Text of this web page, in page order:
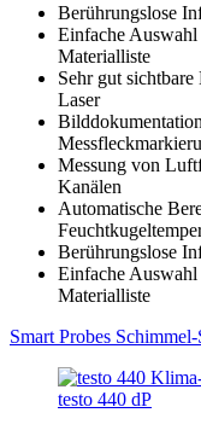
Berührungslose
Einfache Auswahl
Materialliste
Sehr gut
Laser
Messung von
Kanälen
Automatische
Berührungslose
Einfache Auswahl
Materialliste
Smart Probes Schimmel-
testo 440 dP